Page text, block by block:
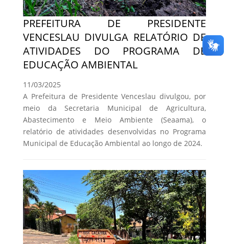
PREFEITURA DE PRESIDENTE
VENCESLAU DIVULGA RELATÓRIO DE
ATIVIDADES DO PROGRAMA DE
EDUCAÇÃO AMBIENTAL
11/03/2025
A Prefeitura de Presidente Venceslau divulgou, por
meio da Secretaria Municipal de Agricultura,
Abastecimento e Meio Ambiente (Seaama), o
relatório de atividades desenvolvidas no Programa
Municipal de Educação Ambiental ao longo de 2024.